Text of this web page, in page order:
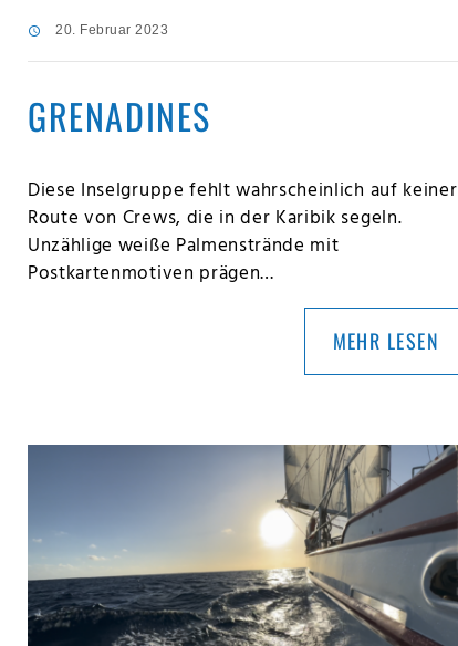
20. Februar 2023
GRENADINES
Diese Inselgruppe fehlt wahrscheinlich auf keiner
Route von Crews, die in der Karibik segeln.
Unzählige weiße Palmenstrände mit
Postkartenmotiven prägen…
MEHR LESEN